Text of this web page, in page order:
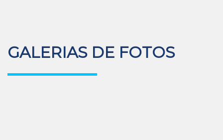
GALERIAS DE FOTOS